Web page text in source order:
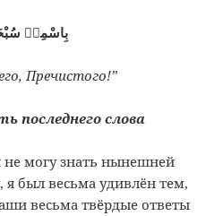
بِاسْمِهٖ
Пречистого!”
последнего слова
не могу знать нынешней
был весьма удивлён тем,
весьма твёрдые ответы